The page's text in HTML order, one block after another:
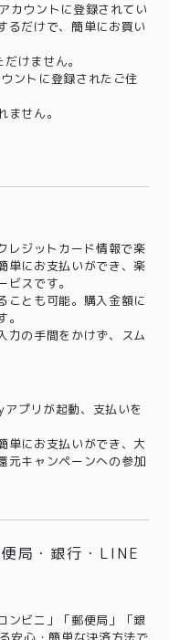
カウントに登録されてい
るだけで、簡単にお買い
けません。
ントに登録されたご住
せん。
レジットカード情報で楽
単にお支払いができ、楽
スです。
ことも可能。購入金額に
力の手間をかけず、スム
プリが起動、支払いを
単にお支払いができ、大
元キャンペーンへの参加
局・銀行・LINE
ンビニ」「郵便局」「銀